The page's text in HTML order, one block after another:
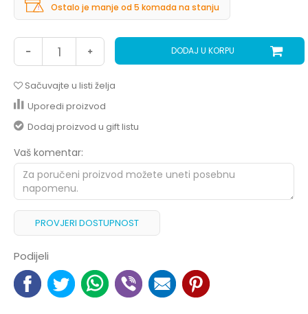
Ostalo je manje od 5 komada na stanju
DODAJ U KORPU
Sačuvajte u listi želja
Uporedi proizvod
Dodaj proizvod u gift listu
Vaš komentar:
PROVJERI DOSTUPNOST
Podijeli